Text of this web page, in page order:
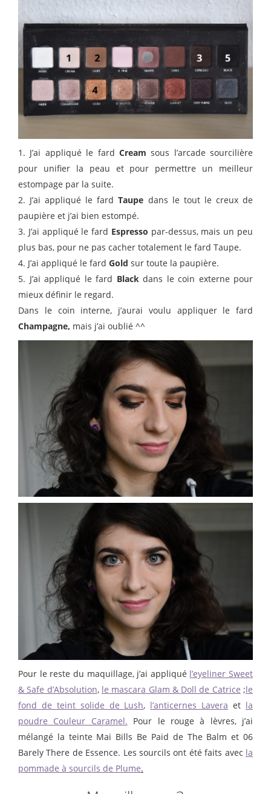
1. J’ai appliqué le fard Cream sous l’arcade sourcilière
pour unifier la peau et pour permettre un meilleur
estompage par la suite.
2. J’ai appliqué le fardTaupe dans le tout le creux de
paupière et j’ai bien estompé.
3. J’ai appliqué le fard Espresso par-dessus, mais un peu
plus bas, pour ne pas cacher totalement le fard Taupe.
4. J’ai appliqué le fard Gold sur toute la paupière.
5. J’ai appliqué le fard Blackdans le coin externe pour
mieux définir le regard.
Dans le coin interne, j’aurai voulu appliquer le fard
Champagne, mais j’ai oublié ^^
Pour le reste du maquillage, j’ai appliqué l’eyeliner Sweet
& Safe d’Absolution, le mascara Glam & Doll de Catrice ;le
fond de teint solide de Lush, l’anticernes Lavera et la
poudre Couleur Caramel. Pour le rouge à lèvres, j’ai
mélangé la teinte Mai Bills Be Paid de The Balm et 06
Barely There de Essence. Les sourcils ont été faits avec la
pommade à sourcils de Plume.